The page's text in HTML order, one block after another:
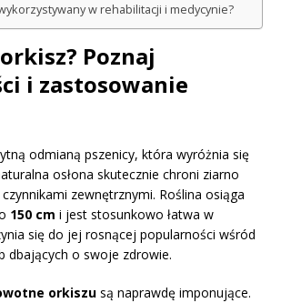
w rehabilitacji i medycynie?
Poznaj
i zastosowanie
odmianą pszenicy, która wyróżnia się
osłona skutecznie chroni ziarno
zewnętrznymi. Roślina osiąga
150 cm i jest stosunkowo łatwa w
się do jej rosnącej popularności wśród
dbających o swoje zdrowie.
orkiszu są naprawdę imponujące.